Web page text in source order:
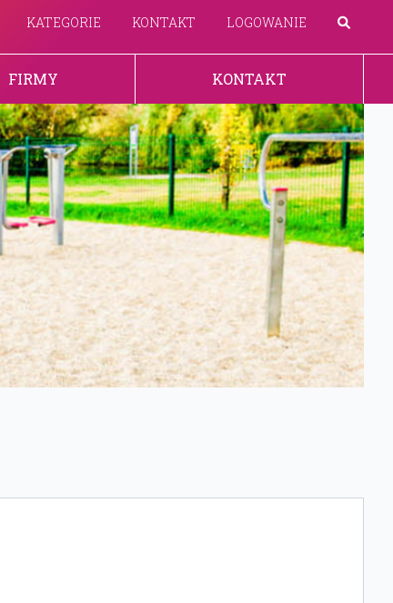
KATEGORIE KONTAKT LOGOWANIE
FIRMY KONTAKT